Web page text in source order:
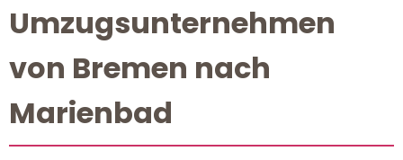
Umzugsunternehmen
von Bremen nach
Marienbad